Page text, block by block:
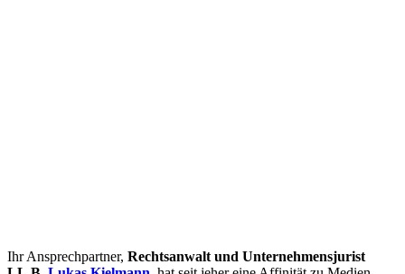
Ihr Ansprechpartner, Rechtsanwalt und Unternehmensjurist